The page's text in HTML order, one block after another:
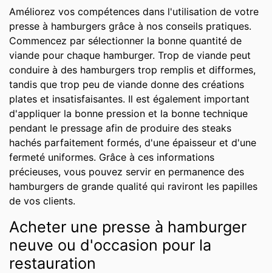
Améliorez vos compétences dans l'utilisation de votre
presse à hamburgers grâce à nos conseils pratiques.
Commencez par sélectionner la bonne quantité de
viande pour chaque hamburger. Trop de viande peut
conduire à des hamburgers trop remplis et difformes,
tandis que trop peu de viande donne des créations
plates et insatisfaisantes. Il est également important
d'appliquer la bonne pression et la bonne technique
pendant le pressage afin de produire des steaks
hachés parfaitement formés, d'une épaisseur et d'une
fermeté uniformes. Grâce à ces informations
précieuses, vous pouvez servir en permanence des
hamburgers de grande qualité qui raviront les papilles
de vos clients.
Acheter une presse à hamburger
neuve ou d'occasion pour la
restauration